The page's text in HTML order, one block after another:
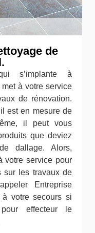
de
s’implante à
à votre service
de rénovation.
est en mesure de
il peut vous
que deviez
dallage. Alors,
votre service pour
sur les travaux de
Entreprise
à votre secours si
effecteur le